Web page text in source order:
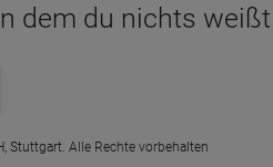
dem du nichts
Stuttgart. Alle Rechte vorbehalten